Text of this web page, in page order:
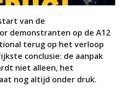
van de
demonstranten op de A12
terug op het verloop
conclusie: de aanpak
niet alleen, het
nog altijd onder druk.